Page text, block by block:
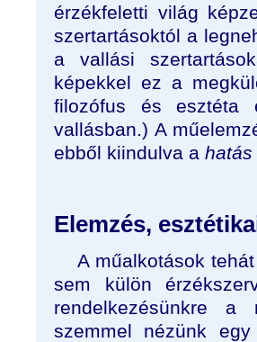
érzékfeletti világ
szertartásoktól a
a vallási
képekkel ez a
filozófus és esztéta
vallásban.) A
ebből kiindulva a hatás
Elemzés,
A műalkotások
sem külön
rendelkezésünkre a
szemmel nézünk